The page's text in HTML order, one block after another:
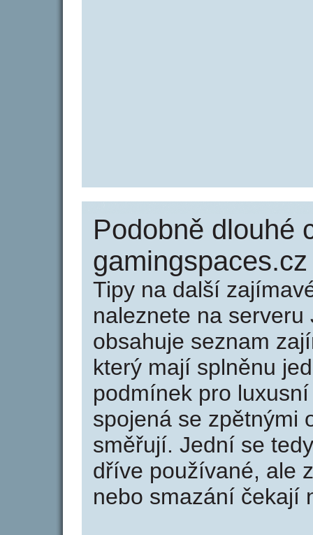
Podobně dlouhé
gamingspaces.cz
Tipy na další
naleznete na serveru
obsahuje seznam
který mají splněnu
podmínek pro
spojená se zpětnými
směřují. Jední se
dříve používané, ale
nebo smazání čekají